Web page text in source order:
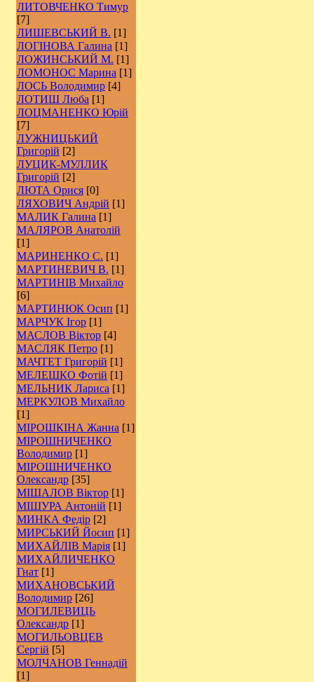
ЛИТОВЧЕНКО Тимур
[7]
ЛИШЕВСЬКИЙ В. [1]
ЛОГІНОВА Галина [1]
ЛОЖИНСЬКИЙ М. [1]
ЛОМОНОС Марина [1]
ЛОСЬ Володимир [4]
ЛОТИШ Люба [1]
ЛОЦМАНЕНКО Юрій
[7]
ЛУЖНИЦЬКИЙ
Григорій [2]
ЛУЦИК-МУЛЛИК
Григорій [2]
ЛЮТА Орися [0]
ЛЯХОВИЧ Андрій [1]
МАЛИК Галина [1]
МАЛЯРОВ Анатолій
[1]
МАРИНЕНКО С. [1]
МАРТИНЕВИЧ В. [1]
МАРТИНІВ Михайло
[6]
МАРТИНЮК Осип [1]
МАРЧУК Ігор [1]
МАСЛОВ Віктор [4]
МАСЛЯК Петро [1]
МАЧТЕТ Григорій [1]
МЕЛЕШКО Фотій [1]
МЕЛЬНИК Лариса [1]
МЕРКУЛОВ Михайло
[1]
МІРОШКІНА Жанна [1]
МІРОШНИЧЕНКО
Володимир [1]
МІРОШНИЧЕНКО
Олександр [35]
МІШАЛОВ Віктор [1]
МІШУРА Антоній [1]
МИНКА Федір [2]
МИРСЬКИЙ Йосип [1]
МИХАЙЛІВ Марія [1]
МИХАЙЛИЧЕНКО
Гнат [1]
МИХАНОВСЬКИЙ
Володимир [26]
МОГИЛЕВИЦЬ
Олександр [1]
МОГИЛЬОВЦЕВ
Сергій [5]
МОЛЧАНОВ Геннадій
[1]